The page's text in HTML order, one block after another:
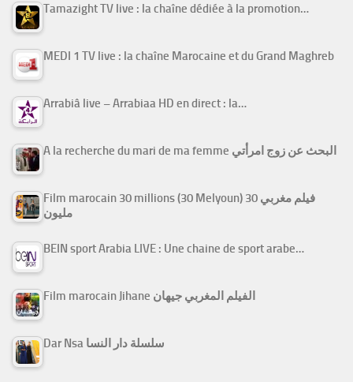
Tamazight TV live : la chaîne dédiée à la promotion…
MEDI 1 TV live : la chaîne Marocaine et du Grand Maghreb
Arrabiâ live – Arrabiaa HD en direct : la…
A la recherche du mari de ma femme البحث عن زوج امرأتي
Film marocain 30 millions (30 Melyoun) فيلم مغربي 30
مليون
BEIN sport Arabia LIVE : Une chaine de sport arabe…
Film marocain Jihane الفيلم المغربي جيهان
Dar Nsa سلسلة دار النسا